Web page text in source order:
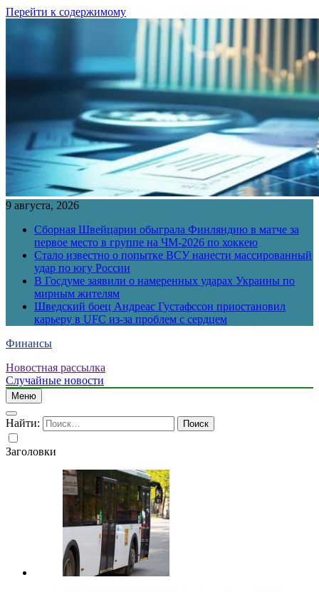
Перейти к содержимому
9 августа, 2026
Сборная Швейцарии обыграла Финляндию в матче за
первое место в группе на ЧМ-2026 по хоккею
Стало известно о попытке ВСУ нанести массированный
удар по югу России
В Госдуме заявили о намеренных ударах Украины по
мирным жителям
Шведский боец Андреас Густафссон приостановил
карьеру в UFC из-за проблем с сердцем
Финансы
Новостная рассылка
Случайные новости
Меню
Найти:
Заголовки